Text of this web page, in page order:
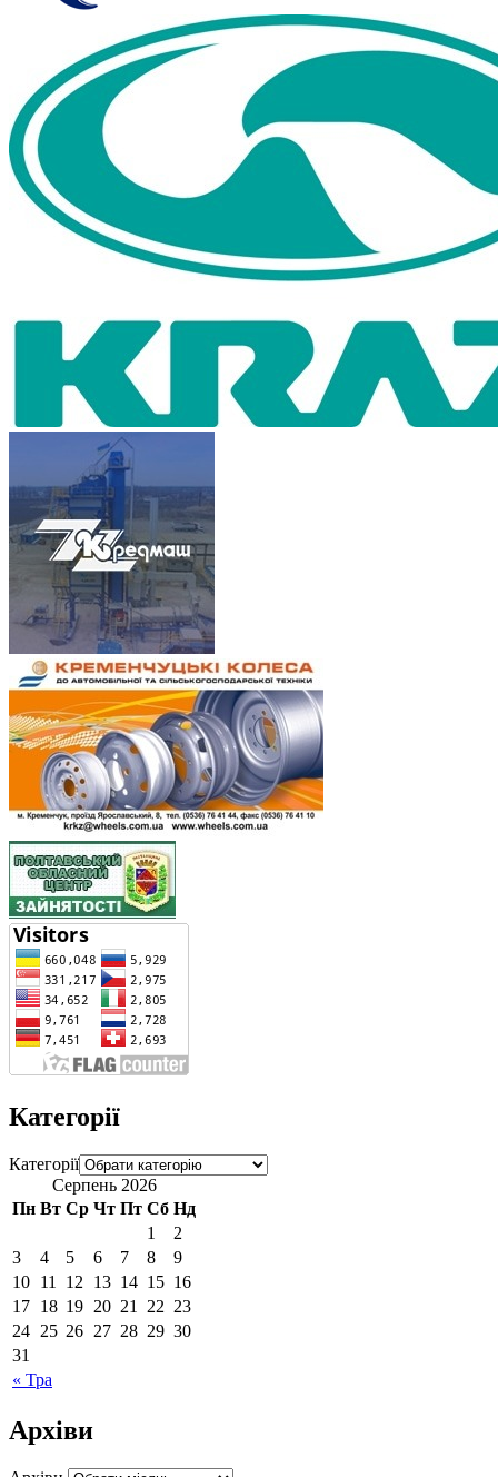
Категорії
Категорії
Серпень 2026
Пн Вт Ср Чт Пт Сб Нд
« Тра
1
2
3
4 5 6 7 8
9
10 11 12 13 14 15 16
17 18 19 20 21 22 23
24 25 26 27 28 29 30
31
Архіви